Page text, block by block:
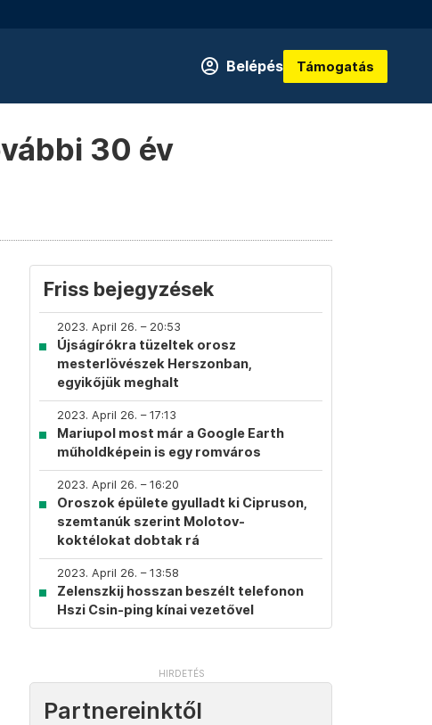
Belépés Támogatás
30 év
Friss bejegyzések
2023. April 26. – 20:53
Újságírókra tüzeltek orosz
mesterlövészek Herszonban,
egyikőjük meghalt
2023. April 26. – 17:13
Mariupol most már a Google Earth
műholdképein is egy romváros
2023. April 26. – 16:20
Oroszok épülete gyulladt ki Cipruson,
szemtanúk szerint Molotov-
koktélokat dobtak rá
2023. April 26. – 13:58
Zelenszkij hosszan beszélt telefonon
Hszi Csin-ping kínai vezetővel
Partnereinktől